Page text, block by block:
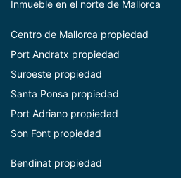
Inmueble en el norte de Mallorca
Centro de Mallorca propiedad
Port Andratx propiedad
Suroeste propiedad
Santa Ponsa propiedad
Port Adriano propiedad
Son Font propiedad
Bendinat propiedad